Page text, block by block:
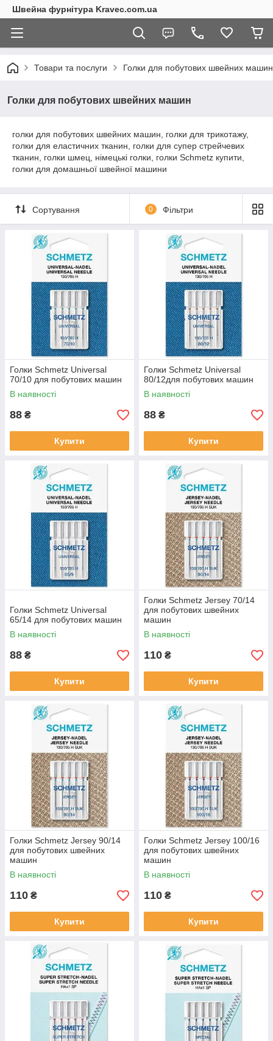
Швейна фурнітура Kravec.com.ua
Товари та послуги Голки для побутових швейних машин
Голки для побутових швейних машин
голки для побутових швейних машин, голки для трикотажу,
голки для еластичних тканин, голки для супер стрейчевих
тканин, голки шмец, німецькі голки, голки Schmetz купити,
голки для домашньої швейної машини
Сортування 0 Фільтри
Голки Schmetz Universal
70/10 для побутових машин
В наявності
88 ₴
Купити
Голки Schmetz Universal
80/12для побутових машин
В наявності
88 ₴
Купити
Голки Schmetz Universal
65/14 для побутових машин
В наявності
88 ₴
Купити
Голки Schmetz Jersey 70/14
для побутових швейних
машин
В наявності
110 ₴
Купити
Голки Schmetz Jersey 90/14
для побутових швейних
машин
В наявності
110 ₴
Купити
Голки Schmetz Jersey 100/16
для побутових швейних
машин
В наявності
110 ₴
Купити